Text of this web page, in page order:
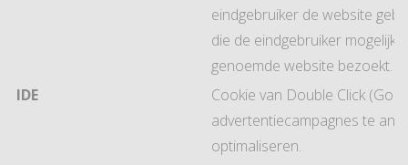
eindgebruiker de website
die de eindgebruiker mogelijk
genoemde website bezoekt.
IDE
Cookie van Double Click
advertentiecampagnes te
optimaliseren.